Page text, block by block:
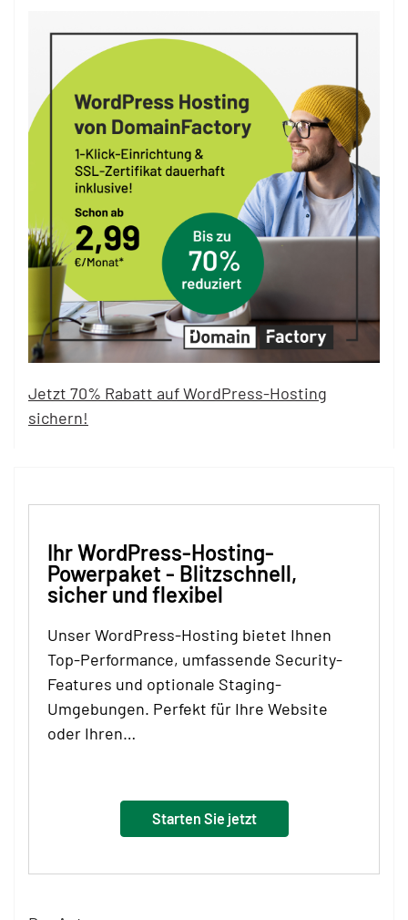
Jetzt 70% Rabatt auf WordPress-Hosting
sichern!
Ihr WordPress-Hosting-
Powerpaket - Blitzschnell,
sicher und flexibel
Unser WordPress-Hosting bietet Ihnen
Top-Performance, umfassende Security-
Features und optionale Staging-
Umgebungen. Perfekt für Ihre Website
oder Ihren…
Starten Sie jetzt